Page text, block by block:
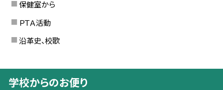
保健室から
ＰＴＡ活動
沿革史、校歌
学校からのお便り